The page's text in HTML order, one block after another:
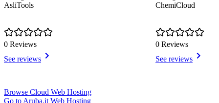
AsliTools
0 Reviews
See reviews
ChemiCloud
0 Reviews
See reviews
Item
1
Browse Cloud Web Hosting
Go to Aruba.it Web Hosting